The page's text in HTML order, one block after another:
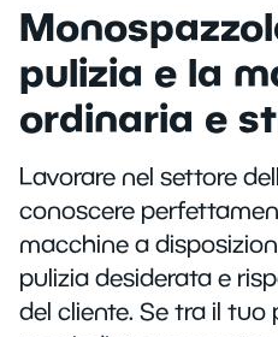
pulizia e la
ordinaria e
Lavorare nel settore
conoscere
macchine a
pulizia desiderata e
del cliente. Se tra il